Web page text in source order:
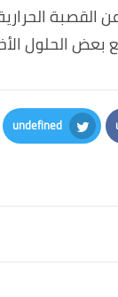
القصبة
الحلول
undefined
Twitter